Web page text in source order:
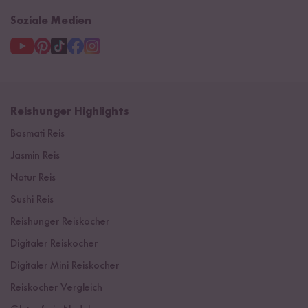
Soziale Medien
Reishunger Highlights
Basmati Reis
Jasmin Reis
Natur Reis
Sushi Reis
Reishunger Reiskocher
Digitaler Reiskocher
Digitaler Mini Reiskocher
Reiskocher Vergleich